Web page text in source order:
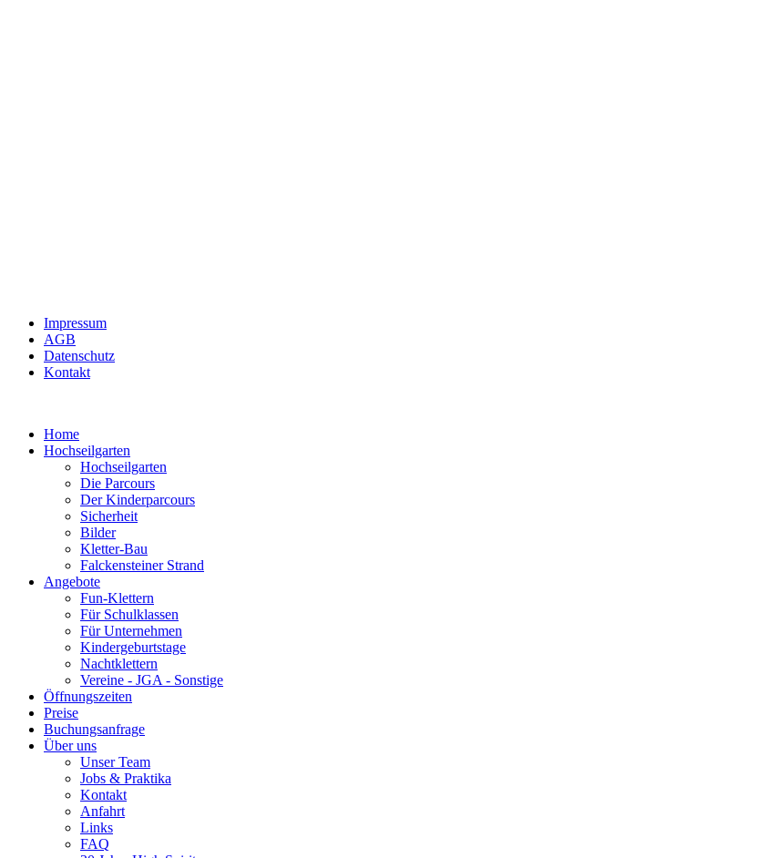
Impressum
AGB
Datenschutz
Kontakt
Home
Hochseilgarten
Hochseilgarten
Die Parcours
Der Kinderparcours
Sicherheit
Bilder
Kletter-Bau
Falckensteiner Strand
Angebote
Fun-Klettern
Für Schulklassen
Für Unternehmen
Kindergeburtstage
Nachtklettern
Vereine - JGA - Sonstige
Öffnungszeiten
Preise
Buchungsanfrage
Über uns
Unser Team
Jobs & Praktika
Kontakt
Anfahrt
Links
FAQ